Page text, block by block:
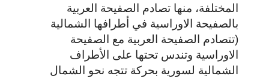
المختلفة، منها تصادم الصفيحة العربية
بالصفيحة الاوراسية في أطرافها الشمالية
(تتصادم الصفيحة العربية مع الصفيحة
الاوراسية وتندس تحتها على الأطراف
الشمالية لسورية بحركة تتجه نحو الشمال